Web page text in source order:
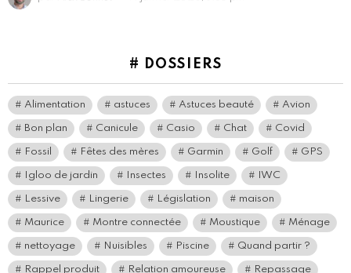
# DOSSIERS
Alimentation astuces Astuces beauté Avion
Bon plan Canicule Casio Chat Covid
Fossil Fêtes des mères Garmin Golf GPS
Igloo de jardin Insectes Insolite IWC
Lessive Lingerie Législation maison
Maurice Montre connectée Moustique Ménage
nettoyage Nuisibles Piscine Quand partir ?
Rappel produit Relation amoureuse Repassage